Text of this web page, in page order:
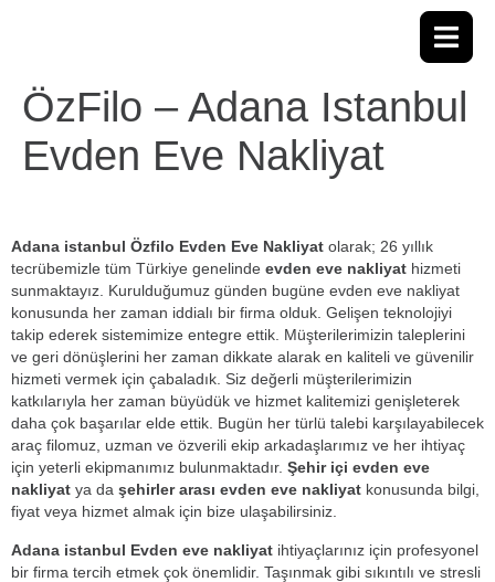
ÖzFilo – Adana Istanbul
Evden Eve Nakliyat
Adana istanbul Özfilo Evden Eve Nakliyat olarak; 26 yıllık
tecrübemizle tüm Türkiye genelinde evden eve nakliyat hizmeti
sunmaktayız. Kurulduğumuz günden bugüne evden eve nakliyat
konusunda her zaman iddialı bir firma olduk. Gelişen teknolojiyi
takip ederek sistemimize entegre ettik. Müşterilerimizin taleplerini
ve geri dönüşlerini her zaman dikkate alarak en kaliteli ve güvenilir
hizmeti vermek için çabaladık. Siz değerli müşterilerimizin
katkılarıyla her zaman büyüdük ve hizmet kalitemizi genişleterek
daha çok başarılar elde ettik. Bugün her türlü talebi karşılayabilecek
araç filomuz, uzman ve özverili ekip arkadaşlarımız ve her ihtiyaç
için yeterli ekipmanımız bulunmaktadır. Şehir içi evden eve
nakliyat ya da şehirler arası evden eve nakliyat konusunda bilgi,
fiyat veya hizmet almak için bize ulaşabilirsiniz.
Adana istanbul Evden eve nakliyat ihtiyaçlarınız için profesyonel
bir firma tercih etmek çok önemlidir. Taşınmak gibi sıkıntılı ve stresli